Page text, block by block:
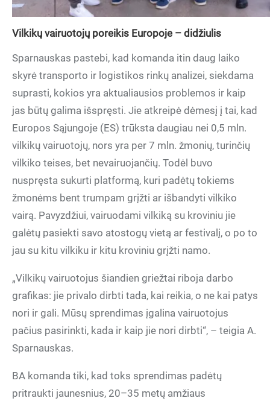
Vilkikų vairuotojų poreikis Europoje – didžiulis
Sparnauskas pastebi, kad komanda itin daug laiko
skyrė transporto ir logistikos rinkų analizei, siekdama
suprasti, kokios yra aktualiausios problemos ir kaip
jas būtų galima išspręsti. Jie atkreipė dėmesį į tai, kad
Europos Sąjungoje (ES) trūksta daugiau nei 0,5 mln.
vilkikų vairuotojų, nors yra per 7 mln. žmonių, turinčių
vilkiko teises, bet nevairuojančių. Todėl buvo
nuspręsta sukurti platformą, kuri padėtų tokiems
žmonėms bent trumpam grįžti ar išbandyti vilkiko
vairą. Pavyzdžiui, vairuodami vilkiką su kroviniu jie
galėtų pasiekti savo atostogų vietą ar festivalį, o po to
jau su kitu vilkiku ir kitu kroviniu grįžti namo.
„Vilkikų vairuotojus šiandien griežtai riboja darbo
grafikas: jie privalo dirbti tada, kai reikia, o ne kai patys
nori ir gali. Mūsų sprendimas įgalina vairuotojus
pačius pasirinkti, kada ir kaip jie nori dirbti“, – teigia A.
Sparnauskas.
BA komanda tiki, kad toks sprendimas padėtų
pritraukti jaunesnius, 20–35 metų amžiaus